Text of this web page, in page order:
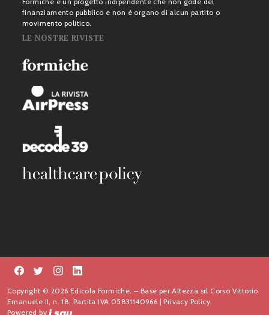
finanziamento pubblico e non è organo di alcun partito o
movimento politico.
LE NOSTRE RIVISTE
Copyright © 2026 Edicola Formiche. – Base per Altezza srl Corso Vittorio
Emanuele II, n. 18, Partita IVA 05831140966 |Privacy Policy.
Powered by